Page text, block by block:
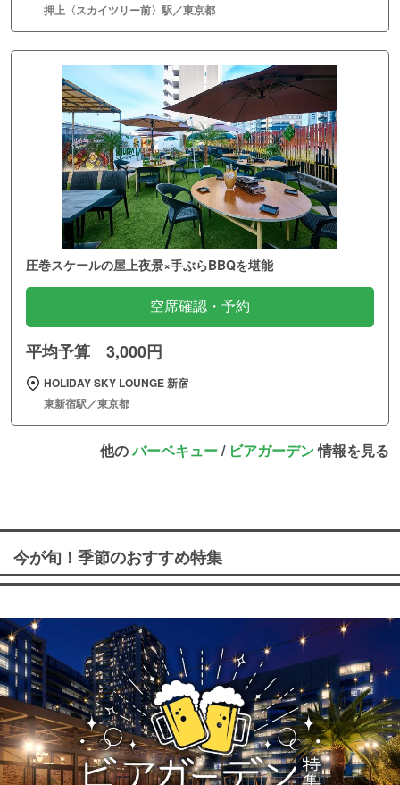
押上〈スカイツリー前〉駅／東京都
圧巻スケールの屋上夜景×手ぶらBBQを堪能
空席確認・予約
平均予算 3,000円
HOLIDAY SKY LOUNGE 新宿
東新宿駅／東京都
他のバーベキュー/ ビアガーデン情報を見る
今が旬！季節のおすすめ特集